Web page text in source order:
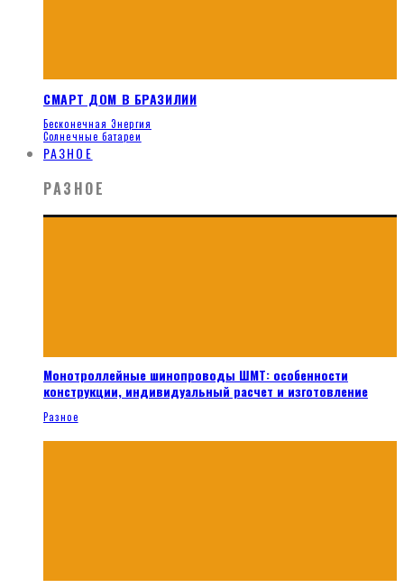
СМАРТ ДОМ В БРАЗИЛИИ
Бесконечная Энергия
Солнечные батареи
РАЗНОЕ
РАЗНОЕ
Монотроллейные шинопроводы ШМТ: особенности
конструкции, индивидуальный расчет и изготовление
Разное